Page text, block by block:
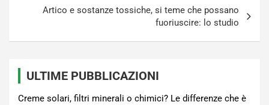
Artico e sostanze tossiche, si teme che possano
fuoriuscire: lo studio
ULTIME PUBBLICAZIONI
Creme solari, filtri minerali o chimici? Le differenze che è